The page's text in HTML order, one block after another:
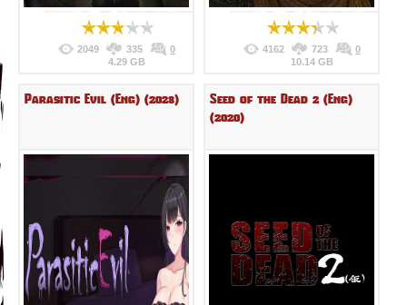
2049 335
0
4.29 GB
4162 723
0
10.14 GB
Parasitic Еvil (Eng) (2023)
Seed of the Dead 2 (Eng)
(2020)